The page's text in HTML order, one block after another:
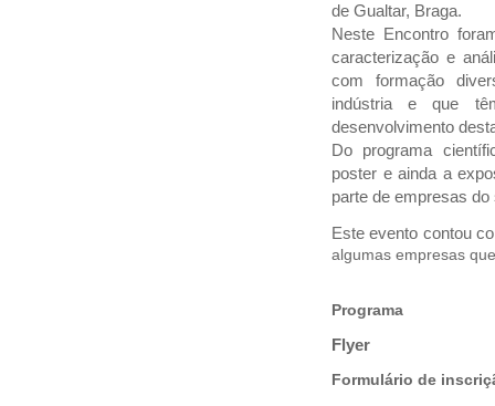
de Gualtar, Braga.
Neste Encontro
caracterização e
com formação
indústria e que
desenvolvimento
Do programa
poster e ainda a
parte de empresas do
Este evento contou
algumas empresas
Programa
Flyer
Formulário de